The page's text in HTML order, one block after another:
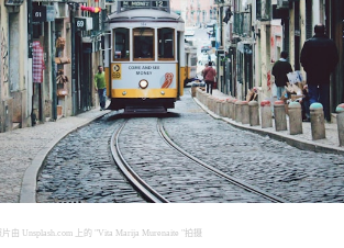
片由 Unsplash.com 上的 "Vita Marija Murenaite "拍摄